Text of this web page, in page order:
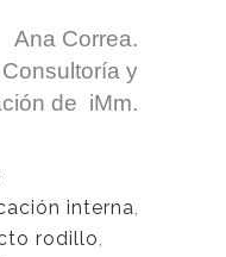
Ana Correa.
y
de iMm.
interna,
rodillo,